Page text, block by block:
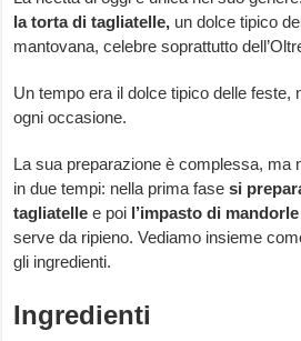
la torta di tagliatelle, un dolce tipico
mantovana, celebre soprattutto
Un tempo era il dolce tipico delle feste,
ogni occasione.
La sua preparazione è complessa, ma
in due tempi: nella prima fasesi
tagliatelle e poi l’impasto di
serve da ripieno. Vediamo insieme
gli ingredienti.
Ingredienti